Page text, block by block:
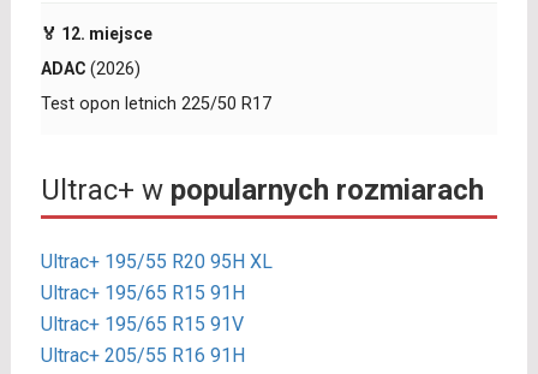
🏅 12. miejsce
ADAC (2026)
Test opon letnich 225/50 R17
Ultrac+ w popularnych rozmiarach
Ultrac+ 195/55 R20 95H XL
Ultrac+ 195/65 R15 91H
Ultrac+ 195/65 R15 91V
Ultrac+ 205/55 R16 91H